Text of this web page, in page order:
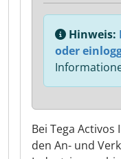
Bei Tega
den An- und
Hinweis:
oder